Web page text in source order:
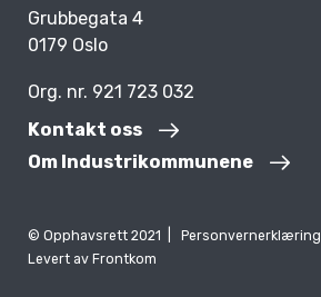
Grubbegata 4
0179 Oslo
Org. nr. 921 723 032
Kontakt oss
Om Industrikommunene
© Opphavsrett 2021 |
Personvernerklæring
Levert av Frontkom